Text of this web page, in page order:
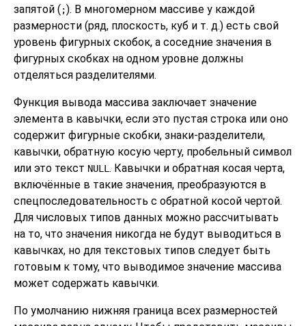
запятой (;). В многомерном массиве у каждой
размерности (ряд, плоскость, куб и т. д.) есть свой
уровень фигурных скобок, а соседние значения в
фигурных скобках на одном уровне должны
отделяться разделителями.
Функция вывода массива заключает значение
элемента в кавычки, если это пустая строка или оно
содержит фигурные скобки, знаки-разделители,
кавычки, обратную косую черту, пробельный символ
или это текст NULL . Кавычки и обратная косая черта,
включённые в такие значения, преобразуются в
спецпоследовательность с обратной косой чертой.
Для числовых типов данных можно рассчитывать
на то, что значения никогда не будут выводиться в
кавычках, но для текстовых типов следует быть
готовым к тому, что выводимое значение массива
может содержать кавычки.
По умолчанию нижняя граница всех размерностей